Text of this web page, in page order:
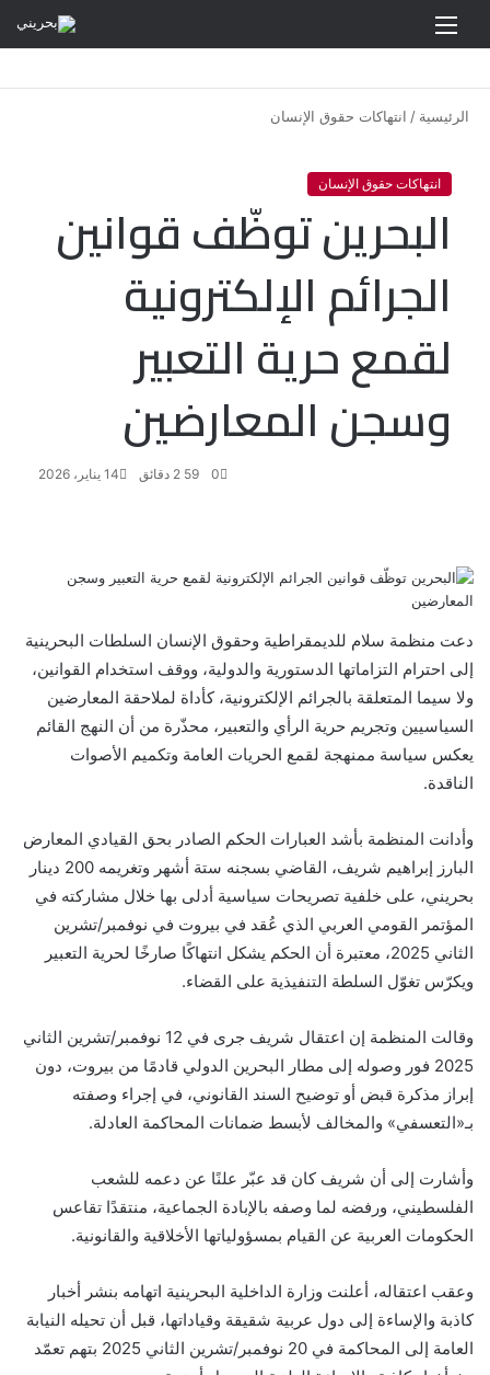
الرئيسية / انتهاكات حقوق الإنسان
انتهاكات حقوق الإنسان
البحرين توظّف قوانين
الجرائم الإلكترونية
لقمع حرية التعبير
وسجن المعارضين
14 يناير، 2026 0
ي
س
ب
و
ي
ت
ي
ن
ك
ن
u
m
r
ن
ت
ي
س
ت
e
d
t
ت
س
دعت منظمة سلام للديمقراطية وحقوق الإنسان السلطات البحرينية
إلى احترام التزاماتها الدستورية والدولية، ووقف استخدام القوانين،
ولا سيما المتعلقة بالجرائم الإلكترونية، كأداة لملاحقة المعارضين
السياسيين وتجريم حرية الرأي والتعبير، محذّرة من أن النهج القائم
يعكس سياسة ممنهجة لقمع الحريات العامة وتكميم الأصوات
الناقدة.
وأدانت المنظمة بأشد العبارات الحكم الصادر بحق القيادي المعارض
البارز إبراهيم شريف، القاضي بسجنه ستة أشهر وتغريمه 200 دينار
بحريني، على خلفية تصريحات سياسية أدلى بها خلال مشاركته في
المؤتمر القومي العربي الذي عُقد في بيروت في نوفمبر/تشرين
الثاني 2025، معتبرة أن الحكم يشكل انتهاكًا صارخًا لحرية التعبير
ويكرّس تغوّل السلطة التنفيذية على القضاء.
وقالت المنظمة إن اعتقال شريف جرى في 12 نوفمبر/تشرين الثاني
2025 فور وصوله إلى مطار البحرين الدولي قادمًا من بيروت، دون
إبراز مذكرة قبض أو توضيح السند القانوني، في إجراء وصفته
بـ«التعسفي» والمخالف لأبسط ضمانات المحاكمة العادلة.
وأشارت إلى أن شريف كان قد عبّر علنًا عن دعمه للشعب
الفلسطيني، ورفضه لما وصفه بالإبادة الجماعية، منتقدًا تقاعس
الحكومات العربية عن القيام بمسؤولياتها الأخلاقية والقانونية.
وعقب اعتقاله، أعلنت وزارة الداخلية البحرينية اتهامه بنشر أخبار
كاذبة والإساءة إلى دول عربية شقيقة وقياداتها، قبل أن تحيله النيابة
العامة إلى المحاكمة في 20 نوفمبر/تشرين الثاني 2025 بتهم تعمّد